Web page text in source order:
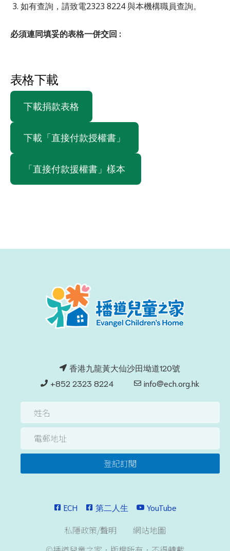
如有查詢，請致電2323 8224 與本機構職員查詢。
必須連同填妥的表格一併交回 :
表格下載
下載捐款表格
下載「直接付款授權書」
「直接付款援權書」樣本
香港九龍黃大仙沙田坳道120號
+852 2323 8224
info@ech.org.hk
登記訂閱
ECH 第二人生 YouTube
私隱政策/聲明
網站地圖